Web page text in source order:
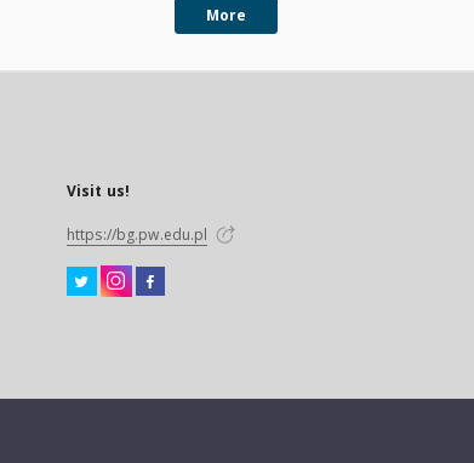
More
Visit us!
https://bg.pw.edu.pl